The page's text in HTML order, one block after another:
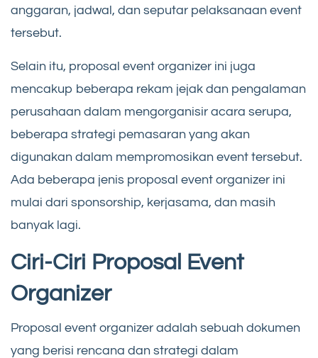
anggaran, jadwal, dan seputar pelaksanaan event
tersebut.
Selain itu, proposal event organizer ini juga
mencakup beberapa rekam jejak dan pengalaman
perusahaan dalam mengorganisir acara serupa,
beberapa strategi pemasaran yang akan
digunakan dalam mempromosikan event tersebut.
Ada beberapa jenis proposal event organizer ini
mulai dari sponsorship, kerjasama, dan masih
banyak lagi.
Ciri-Ciri Proposal Event
Organizer
Proposal event organizer adalah sebuah dokumen
yang berisi rencana dan strategi dalam